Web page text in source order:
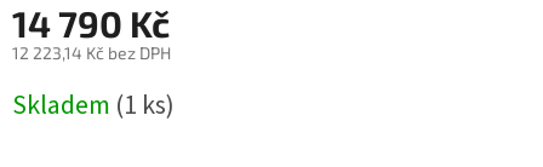
14 790 Kč
12 223,14 Kč bez DPH
cena:
Skladem (1 ks)